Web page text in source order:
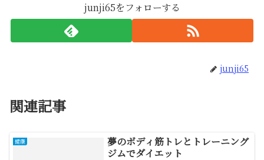
junji65をフォローする
junji65
関連記事
健康
夢のボディ筋トレとトレーニング
ジムでダイエット